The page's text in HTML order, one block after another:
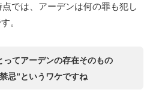
では、アーデンは何の罪も犯し
。
ってアーデンの存在そのもの
忌”というワケですね